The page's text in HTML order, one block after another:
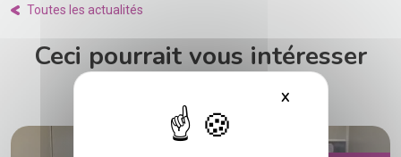
X
Toutes les actualités
Ceci pourrait vous intéresser